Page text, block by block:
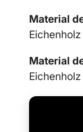
Material
Eichenholz
Material
Eichenholz